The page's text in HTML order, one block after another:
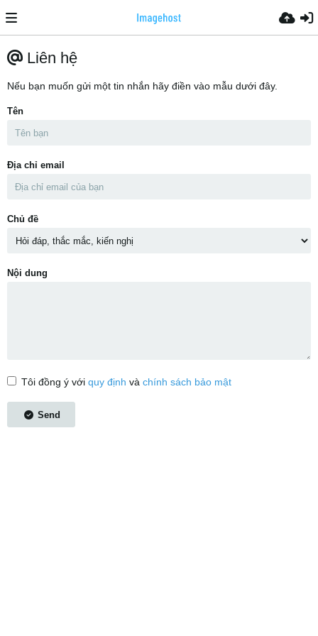
Liên hệ
Nếu bạn muốn gửi một tin nhắn hãy điền vào mẫu dưới đây.
Tên
Địa chỉ email
Chủ đề
Nội dung
Tôi đồng ý với quy định và chính sách bảo mật
Send